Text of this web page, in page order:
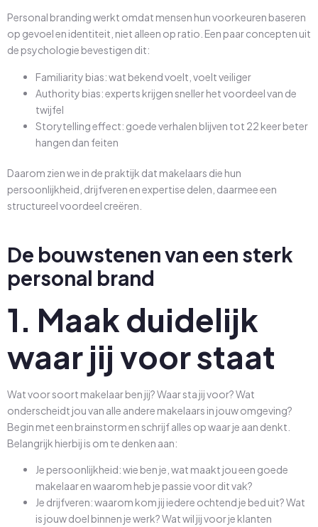
Personal branding werkt omdat mensen hun voorkeuren baseren
op gevoel en identiteit, niet alleen op ratio. Een paar concepten uit
de psychologie bevestigen dit:
Familiarity bias: wat bekend voelt, voelt veiliger
Authority bias: experts krijgen sneller het voordeel van de
twijfel
Storytelling effect: goede verhalen blijven tot 22 keer beter
hangen dan feiten
Daarom zien we in de praktijk dat makelaars die hun
persoonlijkheid, drijfveren en expertise delen, daarmee een
structureel voordeel creëren.
De bouwstenen van een sterk
personal brand
1. Maak duidelijk
waar jij voor staat
Wat voor soort makelaar ben jij? Waar sta jij voor? Wat
onderscheidt jou van alle andere makelaars in jouw omgeving?
Begin met een brainstorm en schrijf alles op waar je aan denkt.
Belangrijk hierbij is om te denken aan:
Je persoonlijkheid: wie ben je, wat maakt jou een goede
makelaar en waarom heb je passie voor dit vak?
Je drijfveren: waarom kom jij iedere ochtend je bed uit? Wat
is jouw doel binnen je werk? Wat wil jij voor je klanten